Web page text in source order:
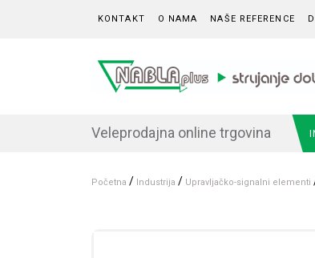
KONTAKT O NAMA NAŠE REFERENCE
Veleprodajna online trgovina
Početna / Industrija / Upravljačko-signalni elementi